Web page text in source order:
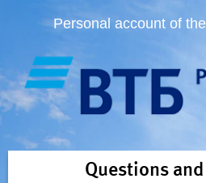
Personal account of
Questions